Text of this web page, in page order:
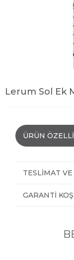
Lerum Sol Ek
ÜRÜN
TESLIMAT
GARANTI